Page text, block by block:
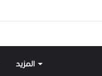
المزيد